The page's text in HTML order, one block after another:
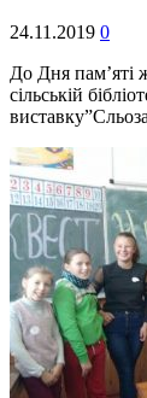
24.11.2019 0
До Дня пам’яті
сільській